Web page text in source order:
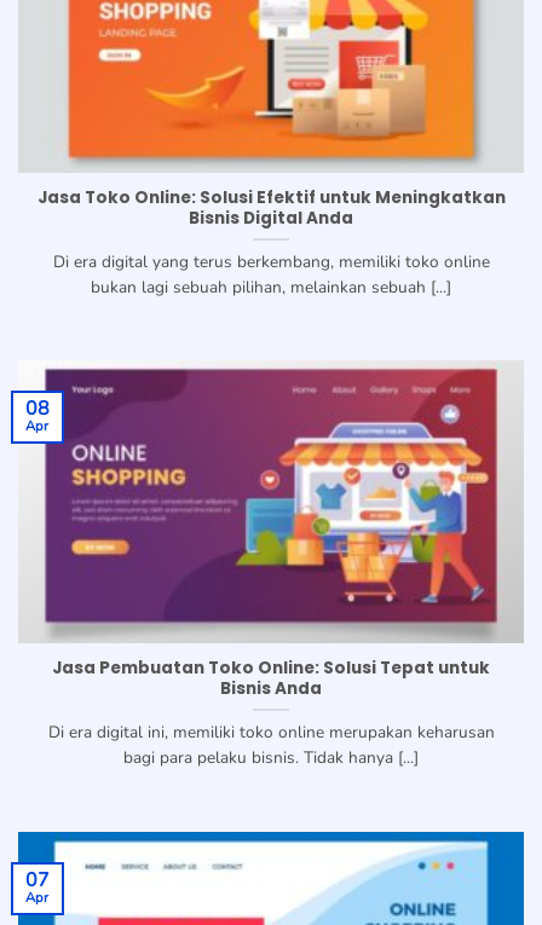
Jasa Toko Online: Solusi Efektif untuk Meningkatkan
Bisnis Digital Anda
Di era digital yang terus berkembang, memiliki toko online
bukan lagi sebuah pilihan, melainkan sebuah [...]
Jasa Pembuatan Toko Online: Solusi Tepat untuk
Bisnis Anda
Di era digital ini, memiliki toko online merupakan keharusan
bagi para pelaku bisnis. Tidak hanya [...]
08
Apr
07
Apr